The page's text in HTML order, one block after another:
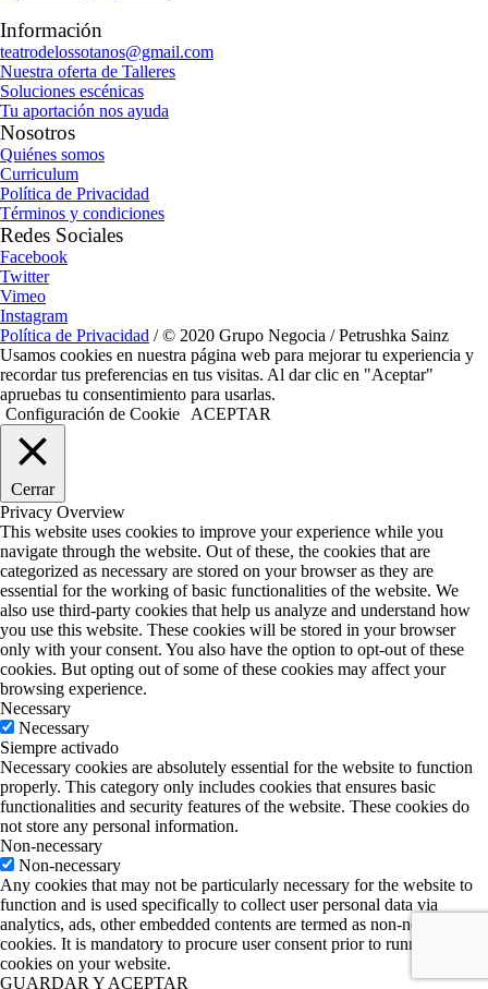
Información
teatrodelossotanos@gmail.com
Nuestra oferta de Talleres
Soluciones escénicas
Tu aportación nos ayuda
Nosotros
Quiénes somos
Curriculum
Política de Privacidad
Términos y condiciones
Redes Sociales
Facebook
Twitter
Vimeo
Instagram
Política de Privacidad / © 2020 Grupo Negocia / Petrushka Sainz
Usamos cookies en nuestra página web para mejorar tu experiencia y
recordar tus preferencias en tus visitas. Al dar clic en "Aceptar"
apruebas tu consentimiento para usarlas.
Configuración de Cookie
ACEPTAR
Cerrar
Privacy Overview
This website uses cookies to improve your experience while you
navigate through the website. Out of these, the cookies that are
categorized as necessary are stored on your browser as they are
essential for the working of basic functionalities of the website. We
also use third-party cookies that help us analyze and understand how
you use this website. These cookies will be stored in your browser
only with your consent. You also have the option to opt-out of these
cookies. But opting out of some of these cookies may affect your
browsing experience.
Necessary
Necessary
Siempre activado
Necessary cookies are absolutely essential for the website to function
properly. This category only includes cookies that ensures basic
functionalities and security features of the website. These cookies do
not store any personal information.
Non-necessary
Non-necessary
Any cookies that may not be particularly necessary for the website to
function and is used specifically to collect user personal data via
analytics, ads, other embedded contents are termed as non-necessary
cookies. It is mandatory to procure user consent prior to running these
cookies on your website.
GUARDAR Y ACEPTAR